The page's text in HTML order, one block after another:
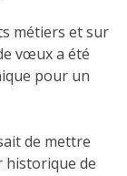
métiers et sur
vœux a été
pour un
de mettre
historique de